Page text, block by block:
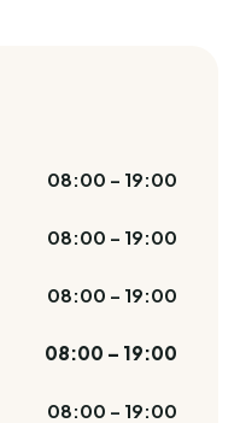
08:00 – 19:00
08:00 – 19:00
08:00 – 19:00
08:00 – 19:00
08:00 – 19:00